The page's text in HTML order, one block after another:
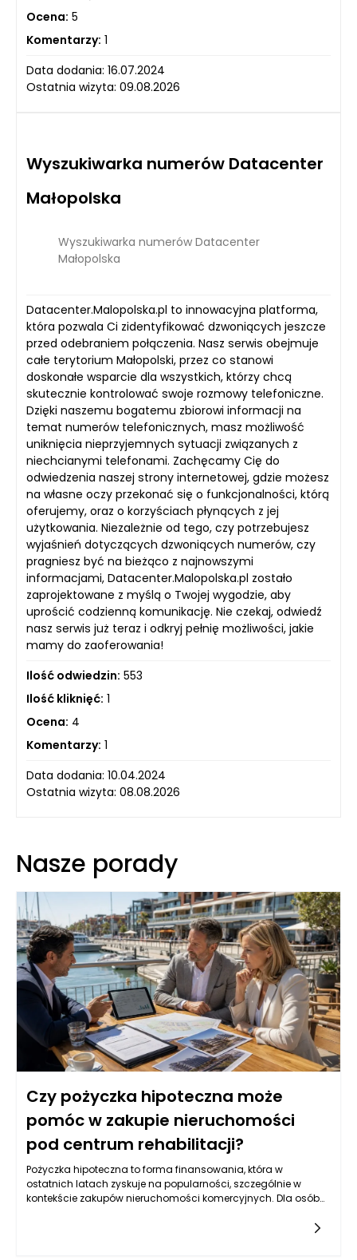
Ocena: 5
Komentarzy: 1
Data dodania: 16.07.2024
Ostatnia wizyta: 09.08.2026
Wyszukiwarka numerów Datacenter
Małopolska
Wyszukiwarka numerów Datacenter
Małopolska
Datacenter.Malopolska.pl to innowacyjna platforma,
która pozwala Ci zidentyfikować dzwoniących jeszcze
przed odebraniem połączenia. Nasz serwis obejmuje
całe terytorium Małopolski, przez co stanowi
doskonałe wsparcie dla wszystkich, którzy chcą
skutecznie kontrolować swoje rozmowy telefoniczne.
Dzięki naszemu bogatemu zbiorowi informacji na
temat numerów telefonicznych, masz możliwość
uniknięcia nieprzyjemnych sytuacji związanych z
niechcianymi telefonami. Zachęcamy Cię do
odwiedzenia naszej strony internetowej, gdzie możesz
na własne oczy przekonać się o funkcjonalności, którą
oferujemy, oraz o korzyściach płynących z jej
użytkowania. Niezależnie od tego, czy potrzebujesz
wyjaśnień dotyczących dzwoniących numerów, czy
pragniesz być na bieżąco z najnowszymi
informacjami, Datacenter.Malopolska.pl zostało
zaprojektowane z myślą o Twojej wygodzie, aby
uprościć codzienną komunikację. Nie czekaj, odwiedź
nasz serwis już teraz i odkryj pełnię możliwości, jakie
mamy do zaoferowania!
Ilość odwiedzin: 553
Ilość kliknięć: 1
Ocena: 4
Komentarzy: 1
Data dodania: 10.04.2024
Ostatnia wizyta: 08.08.2026
Nasze porady
Czy pożyczka hipoteczna może
pomóc w zakupie nieruchomości
pod centrum rehabilitacji?
Pożyczka hipoteczna to forma finansowania, która w
ostatnich latach zyskuje na popularności, szczególnie w
kontekście zakupów nieruchomości komercyjnych. Dla osób